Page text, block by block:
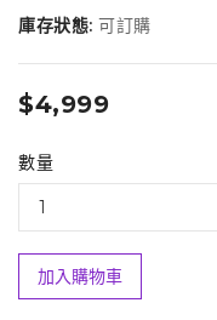
庫存狀態: 可訂購
$4,999
數量
加入購物車